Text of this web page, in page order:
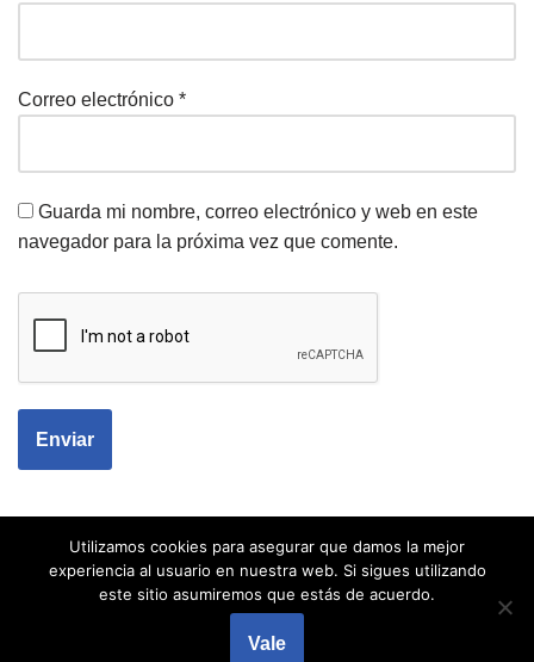
Correo electrónico *
Guarda mi nombre, correo electrónico y web en este
navegador para la próxima vez que comente.
Utilizamos cookies para asegurar que damos la mejor
experiencia al usuario en nuestra web. Si sigues utilizando
este sitio asumiremos que estás de acuerdo.
Vale